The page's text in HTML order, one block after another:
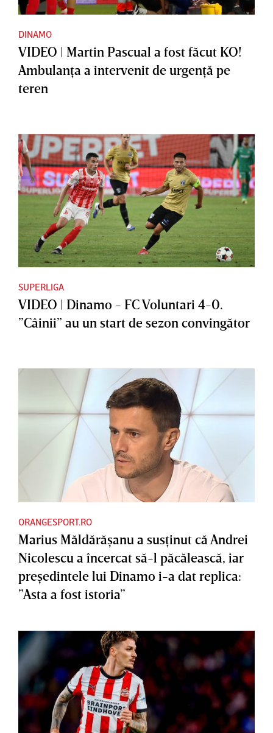
DINAMO
VIDEO | Martin Pascual a fost făcut KO!
Ambulanţa a intervenit de urgenţă pe
teren
SUPERLIGA
VIDEO | Dinamo - FC Voluntari 4-0.
”Câinii” au un start de sezon convingător
ORANGESPORT.RO
Marius Măldărăşanu a susţinut că Andrei
Nicolescu a încercat să-l păcălească, iar
preşedintele lui Dinamo i-a dat replica:
”Asta a fost istoria”